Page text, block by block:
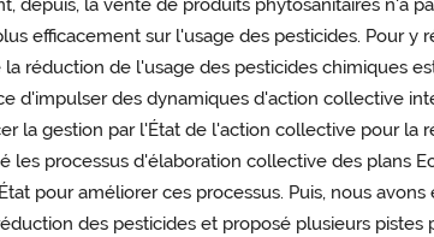
depuis, la vente de produits phytosanitaires n'a
efficacement sur l'usage des pesticides. Pour
réduction de l'usage des pesticides chimiques
d'impulser des dynamiques d'action collective
la gestion par l'État de l'action collective pour la
les processus d'élaboration collective des plans
pour améliorer ces processus. Puis, nous
des pesticides et proposé plusieurs pistes